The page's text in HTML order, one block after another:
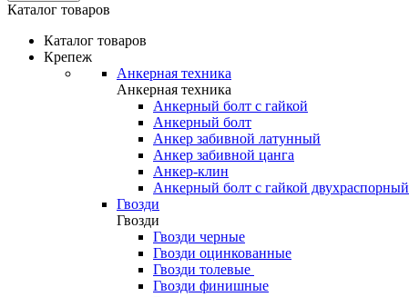
Каталог товаров
Каталог товаров
Крепеж
Анкерная техника
Анкерная техника
Анкерный болт с гайкой
Анкерный болт
Анкер забивной латунный
Анкер забивной цанга
Анкер-клин
Анкерный болт с гайкой двухраспорный
Гвозди
Гвозди
Гвозди черные
Гвозди оцинкованные
Гвозди толевые
Гвозди финишные